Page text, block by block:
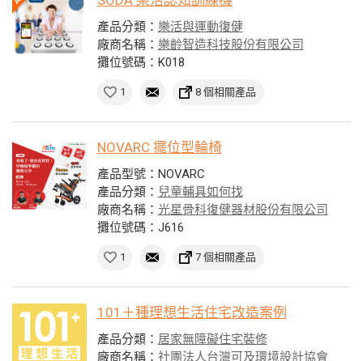
產品分類： 樂活與運動復健
廠商名稱： 樂齡智造科技股份有限公司
攤位號碼：K018
1 8 個相關產品
NOVARC 擺位型輪椅
產品型號：NOVARC
產品分類： 兒童輔具如何找
廠商名稱： 光星骨科復健器材股份有限公司
攤位號碼：J616
1 7 個相關產品
101＋種理想生活住宅改造案例
產品分類： 居家無障礙住宅裝修
廠商名稱： 社團法人台灣可及環境設計協會